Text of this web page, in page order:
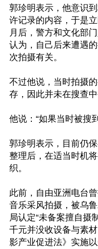
郭珍明表示，他意识
许记录的内容，于是
月后，警方和文化部
认为，自己后来遭遇
次拍摄有关。
不过他说，当时拍摄
存，因此并未在搜查中
他说：“如果当时被搜
郭珍明表示，目前仍
整理后，在适当时机
织。
此前，自由亚洲电台
音乐采风拍摄，被乌
局认定“未备案擅自摄
千元并没收设备与素
影产业促进法》实施